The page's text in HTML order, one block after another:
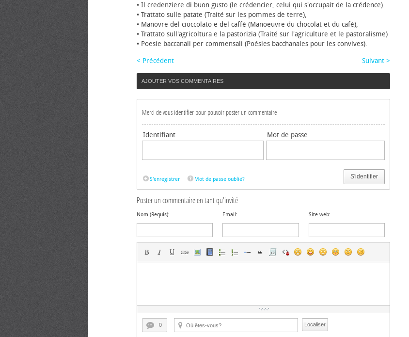
• Il credenziere di buon gusto (le crédencier, celui qui s'occupait de la crédence).
• Trattato sulle patate (Traité sur les pommes de terre),
• Manovre del cioccolato e del caffè (Manœuvre du chocolat et du café),
• Trattato sull'agricoltura e la pastorizia (Traité sur l'agriculture et le pastoralisme)
• Poesie baccanali per commensali (Poésies bacchanales pour les convives).
< Précédent Suivant >
AJOUTER VOS COMMENTAIRES
Merci de vous identifier pour pouvoir poster un commentaire
Identifiant Mot de passe
S'identifier
S'enregistrer Mot de passe oublié?
Poster un commentaire en tant qu'invité
Nom (Requis): Email: Site web:
0 Localiser